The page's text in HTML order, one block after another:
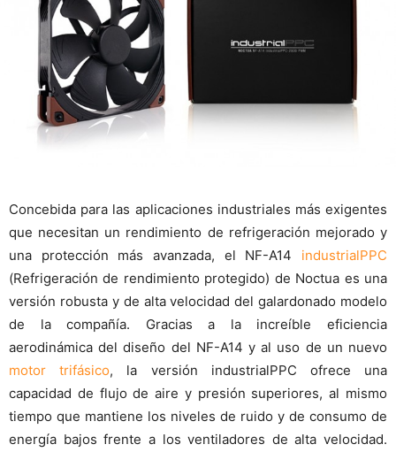
Concebida para las aplicaciones industriales más exigentes
que necesitan un rendimiento de refrigeración mejorado y
una protección más avanzada, el NF-A14 industrialPPC
(Refrigeración de rendimiento protegido) de Noctua es una
versión robusta y de alta velocidad del galardonado modelo
de la compañía. Gracias a la increíble eficiencia
aerodinámica del diseño del NF-A14 y al uso de un nuevo
motor trifásico, la versión industrialPPC ofrece una
capacidad de flujo de aire y presión superiores, al mismo
tiempo que mantiene los niveles de ruido y de consumo de
energía bajos frente a los ventiladores de alta velocidad.